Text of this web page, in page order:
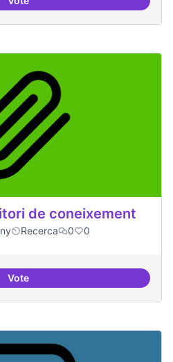
Temes: Intel·ligència artificial
de coneixement
Recerca 0 0
VoteConnectar repositori de